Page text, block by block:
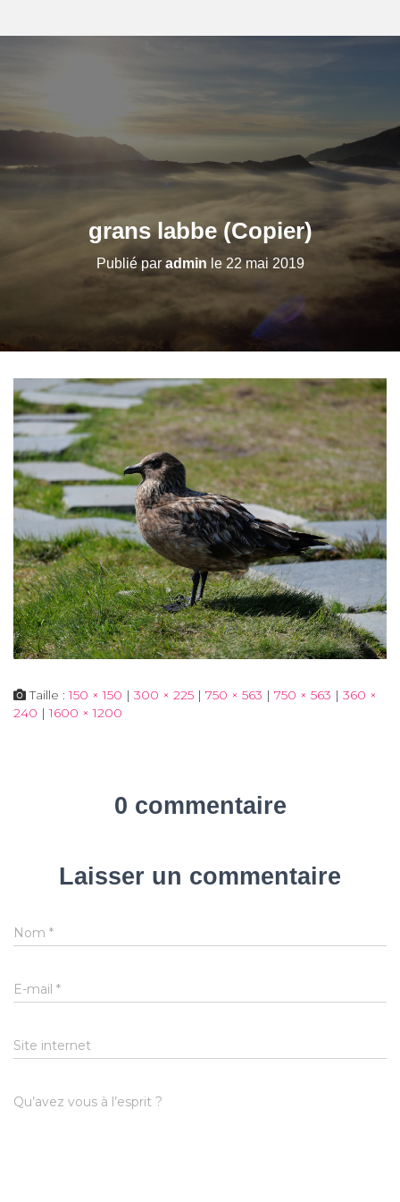
grans labbe (Copier)
Publié par admin le 22 mai 2019
Taille :150 × 150 | 300 × 225 | 750 × 563 | 750 × 563 | 360 ×
240 | 1600 × 1200
0 commentaire
Laisser un commentaire
Nom *
E-mail *
Site internet
Qu’avez vous à l’esprit ?